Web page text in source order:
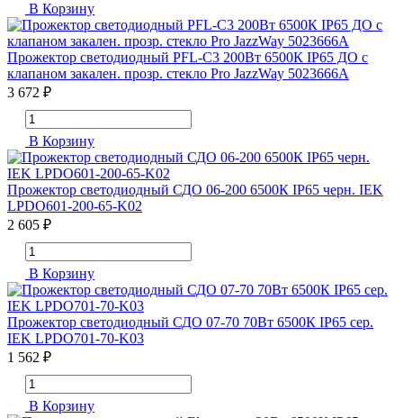
В Корзину
Прожектор светодиодный PFL-C3 200Вт 6500К IP65 ДО с
клапаном закален. прозр. стекло Pro JazzWay 5023666A
3 672 ₽
В Корзину
Прожектор светодиодный СДО 06-200 6500К IP65 черн. IEK
LPDO601-200-65-K02
2 605 ₽
В Корзину
Прожектор светодиодный СДО 07-70 70Вт 6500К IP65 сер.
IEK LPDO701-70-K03
1 562 ₽
В Корзину